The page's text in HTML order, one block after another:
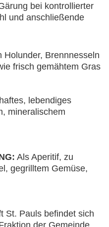
bei kontrollierter
und anschließende
Holunder, Brennnesseln
frisch gemähtem Gras
lebendiges
mineralischem
Als Aperitif, zu
gegrilltem Gemüse,
St. Pauls befindet sich
der Gemeinde